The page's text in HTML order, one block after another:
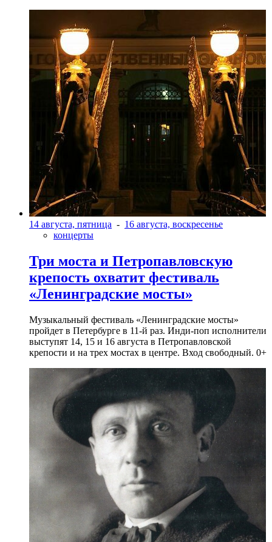
14 августа, пятница - 16 августа, воскресенье
концерты
Три моста и Петропавловскую
крепость охватит фестиваль
«Ленинградские мосты»
Музыкальный фестиваль «Ленинградские мосты»
пройдет в Петербурге в 11-й раз. Инди-поп исполнители
выступят 14, 15 и 16 августа в Петропавловской
крепости и на трех мостах в центре. Вход свободный. 0+